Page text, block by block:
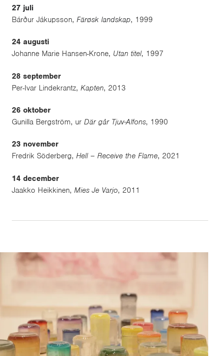
27 juli
Bárður Jákupsson, Färøsk landskap, 1999
24 augusti
Johanne Marie Hansen-Krone, Utan titel, 1997
28 september
Per-Ivar Lindekrantz, Kapten, 2013
26 oktober
Gunilla Bergström, ur Där går Tjuv-Alfons, 1990
23 november
Fredrik Söderberg, Hell – Receive the Flame, 2021
14 december
Jaakko Heikkinen, Mies Je Varjo, 2011